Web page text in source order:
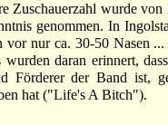
Zuschauerzahl wurde
genommen. In
nur ca. 30-50 Nasen
daran erinnert,
Förderer der Band ist,
hat ("Life's A Bitch").